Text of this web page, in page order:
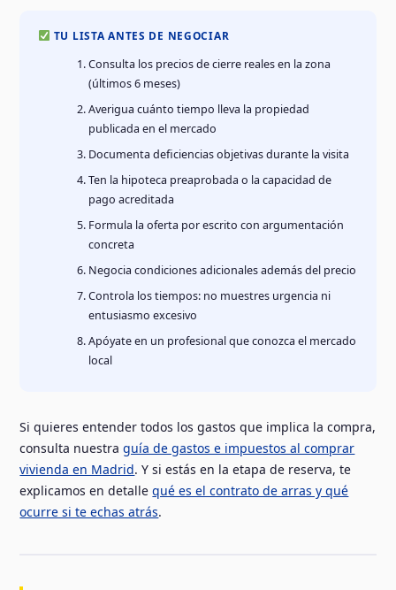
TU LISTA ANTES DE NEGOCIAR
Consulta los precios de cierre reales en la zona
(últimos 6 meses)
Averigua cuánto tiempo lleva la propiedad
publicada en el mercado
Documenta deficiencias objetivas durante la visita
Ten la hipoteca preaprobada o la capacidad de
pago acreditada
Formula la oferta por escrito con argumentación
concreta
Negocia condiciones adicionales además del precio
Controla los tiempos: no muestres urgencia ni
entusiasmo excesivo
Apóyate en un profesional que conozca el mercado
local
Si quieres entender todos los gastos que implica la compra,
consulta nuestraguía de gastos e impuestos al comprar
vivienda en Madrid. Y si estás en la etapa de reserva, te
explicamos en detallequé es el contrato de arras y qué
ocurre si te echas atrás.